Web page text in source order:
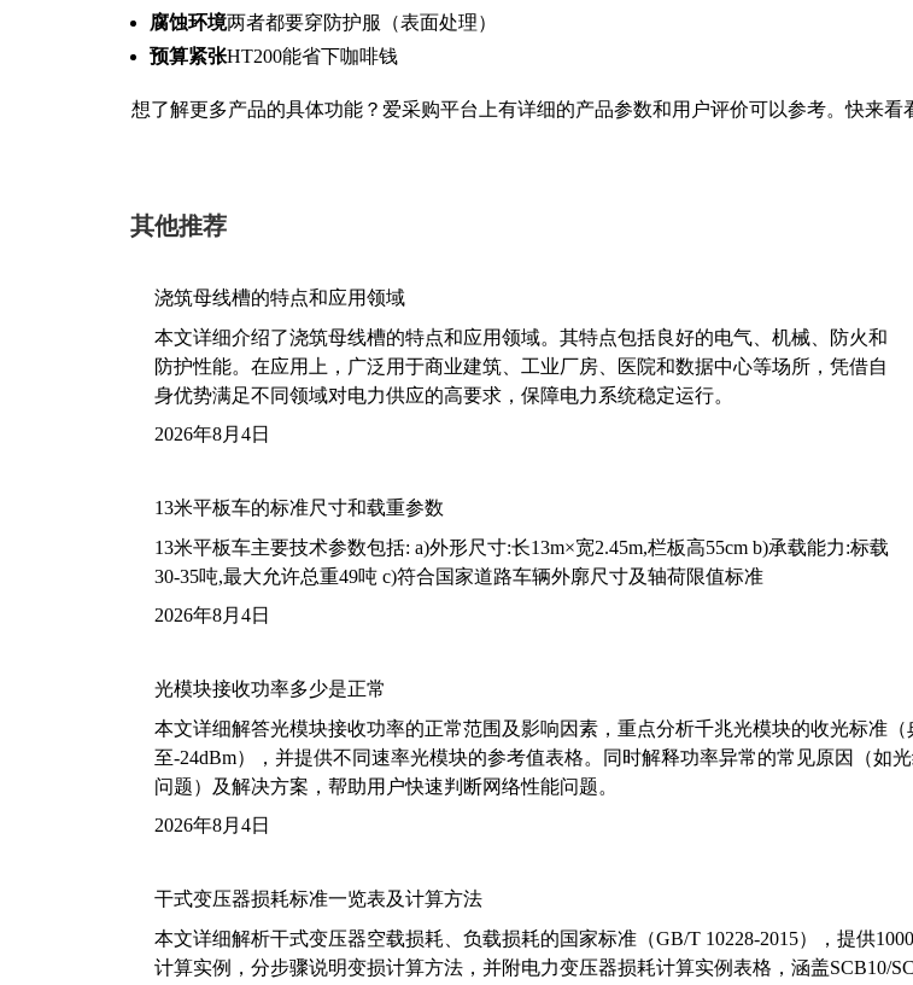
腐蚀环境两者都要穿防护服（表面处理）
预算紧张HT200能省下咖啡钱
想了解更多产品的具体功能？爱采购平台上有详细的产品参数和用户评价可以参考。快来看
其他推荐
浇筑母线槽的特点和应用领域
本文详细介绍了浇筑母线槽的特点和应用领域。其特点包括良好的电气、机械、防火和
防护性能。在应用上，广泛用于商业建筑、工业厂房、医院和数据中心等场所，凭借自
身优势满足不同领域对电力供应的高要求，保障电力系统稳定运行。
2026年8月4日
13米平板车的标准尺寸和载重参数
13米平板车主要技术参数包括: a)外形尺寸:长13m×宽2.45m,栏板高55cm b)承载能力:标载
30-35吨,最大允许总重49吨 c)符合国家道路车辆外廓尺寸及轴荷限值标准
2026年8月4日
光模块接收功率多少是正常
本文详细解答光模块接收功率的正常范围及影响因素，重点分析千兆光模块的收光标准（
至-24dBm），并提供不同速率光模块的参考值表格。同时解释功率异常的常见原因（如
问题）及解决方案，帮助用户快速判断网络性能问题。
2026年8月4日
干式变压器损耗标准一览表及计算方法
本文详细解析干式变压器空载损耗、负载损耗的国家标准（GB/T 10228-2015），提供
计算实例，分步骤说明变损计算方法，并附电力变压器损耗计算实例表格，涵盖SCB10/